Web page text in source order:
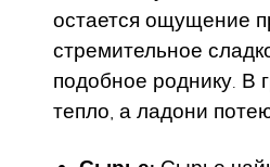
остается ощущение
стремительное
подобное роднику. В
тепло, а ладони